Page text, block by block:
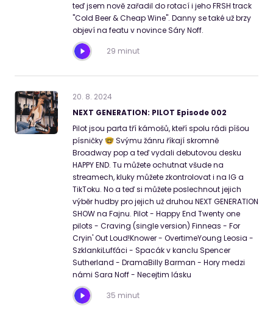
teď jsem nově zařadil do rotací i jeho FRSH track
"Cold Beer & Cheap Wine". Danny se také už brzy
objeví na featu v novince Sáry Noff.
29 minut
20. 8. 2024
NEXT GENERATION: PILOT Episode 002
Pilot jsou parta tří kámošů, kteří spolu rádi píšou
písničky 🤓 Svýmu žánru říkají skromně
Broadway pop a teď vydali debutovou desku
HAPPY END. Tu můžete ochutnat všude na
streamech, kluky můžete zkontrolovat i na IG a
TikToku. No a teď si můžete poslechnout jejich
výběr hudby pro jejich už druhou NEXT GENERATION
SHOW na Fajnu. Pilot - Happy End Twenty one
pilots - Craving (single version) Finneas - For
Cryin' Out Loud!Knower - OvertimeYoung Leosia -
SzklankiLufťáci - Spacák v kanclu Spencer
Sutherland - DramaBilly Barman - Hory medzi
námi Sara Noff - Necejtim lásku
35 minut